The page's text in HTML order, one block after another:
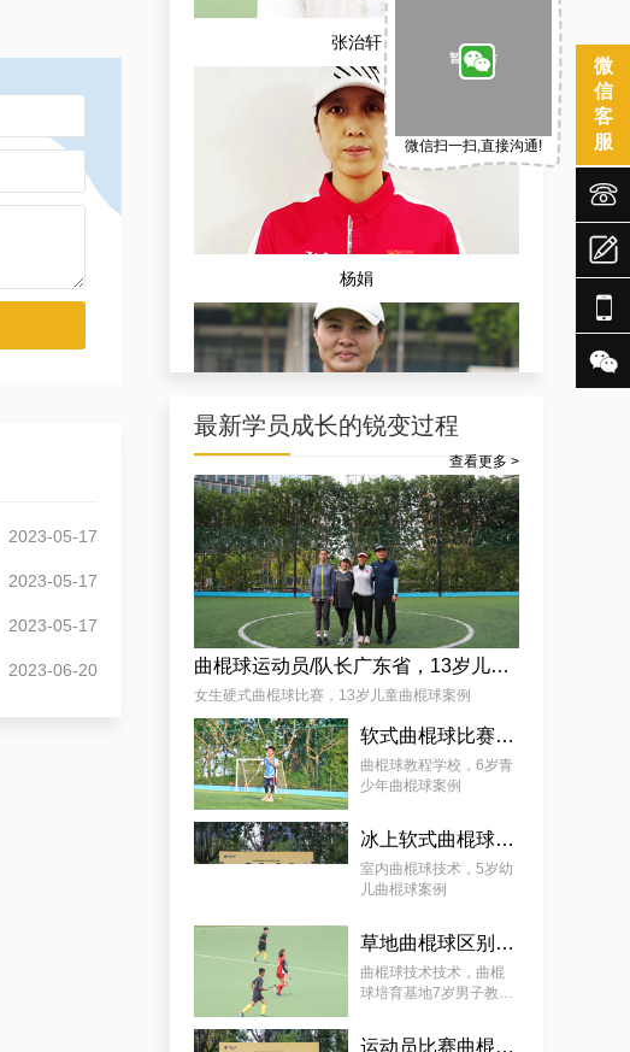
2023-05-17
2023-05-17
2023-05-17
2023-06-20
张治轩
杨娟
麦少颜
最新学员成长的锐变过程
查看更多 >
曲棍球运动员/队长广东省，13岁儿童曲棍球案例
女生硬式曲棍球比赛，13岁儿童曲棍球案例
软式曲棍球比赛技巧，6岁青少年曲棍球教程案例
曲棍球教程学校，6岁青
少年曲棍球案例
冰上软式曲棍球，曲棍球教育基地5岁女孩教程案例
室内曲棍球技术，5岁幼
儿曲棍球案例
草地曲棍球区别，7岁幼儿曲棍球教学案例
曲棍球技术技术，曲棍
球培育基地7岁男子教学
运动员比赛曲棍球，9岁幼儿曲棍球案例
微
信
客
服
微信扫一扫,直接沟通!




